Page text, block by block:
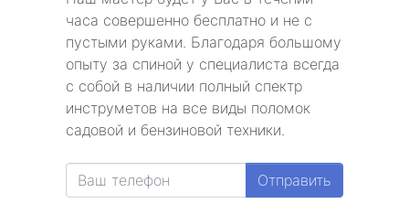
часа совершенно бесплатно и не с
пустыми руками. Благодаря большому
опыту за спиной у специалиста всегда
с собой в наличии полный спектр
инструметов на все виды поломок
садовой и бензиновой техники.
Отправить